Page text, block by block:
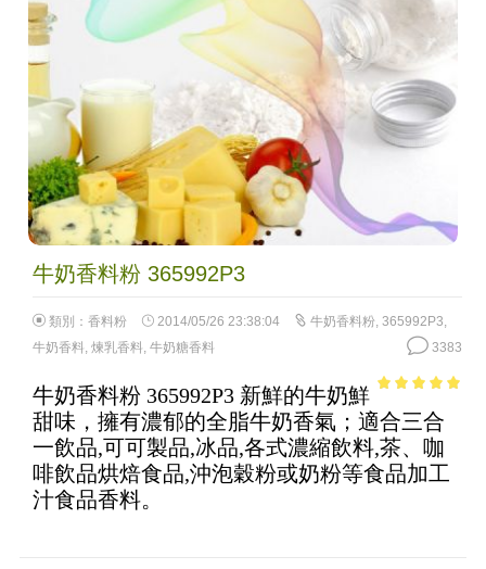
牛奶香料粉 365992P3
類別： 香料粉 2014/05/26 23:38:04 牛奶香料粉, 365992P3,
牛奶香料, 煉乳香料, 牛奶糖香料 3383
5
牛奶香料粉 365992P3 新鮮的牛奶鮮
甜味，擁有濃郁的全脂牛奶香氣；適合三合
一飲品,可可製品,冰品,各式濃縮飲料,茶、咖
啡飲品烘焙食品,沖泡穀粉或奶粉等食品加工
汁食品香料。